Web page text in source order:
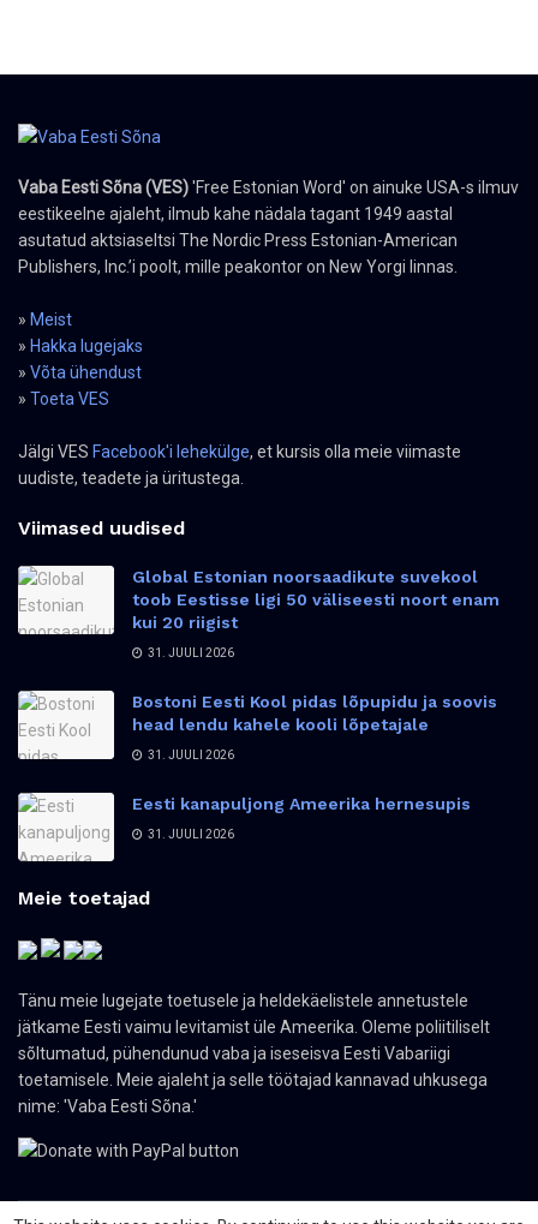
Vaba Eesti Sõna (VES)'Free Estonian Word' on ainuke USA-s ilmuv
eestikeelne ajaleht, ilmub kahe nädala tagant 1949 aastal
asutatud aktsiaseltsi The Nordic Press Estonian-American
Publishers, Inc.’i poolt, mille peakontor on New Yorgi linnas.
» Meist
» Hakka lugejaks
» Võta ühendust
» Toeta VES
Jälgi VES Facebook'i lehekülge, et kursis olla meie viimaste
uudiste, teadete ja üritustega.
Viimased uudised
Global Estonian noorsaadikute suvekool
toob Eestisse ligi 50 väliseesti noort enam
kui 20 riigist
31. JUULI 2026
Bostoni Eesti Kool pidas lõpupidu ja soovis
head lendu kahele kooli lõpetajale
31. JUULI 2026
Eesti kanapuljong Ameerika hernesupis
31. JUULI 2026
Meie toetajad
Tänu meie lugejate toetusele ja heldekäelistele annetustele
jätkame Eesti vaimu levitamist üle Ameerika. Oleme poliitiliselt
sõltumatud, pühendunud vaba ja iseseisva Eesti Vabariigi
toetamisele. Meie ajaleht ja selle töötajad kannavad uhkusega
nime: 'Vaba Eesti Sõna.'